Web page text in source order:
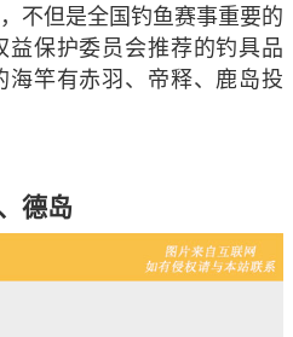
不但是全国钓鱼赛事重要的
益保护委员会推荐的钓具品
海竿有赤羽、帝释、鹿岛投
德岛